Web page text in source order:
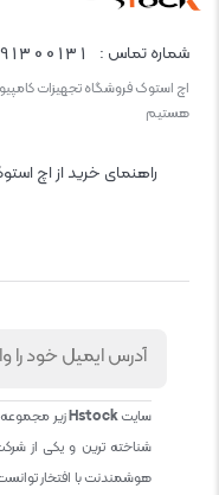
شماره تماس :
اچ استوک فروشگاه تجهیزات
هستیم
راهنمای خرید از اچ
سایتHstockزیر
هوشمندنت با افتخار